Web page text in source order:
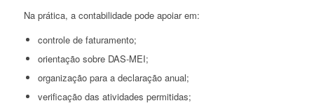
Na prática, a contabilidade pode apoiar em:
controle de faturamento;
orientação sobre DAS-MEI;
organização para a declaração anual;
verificação das atividades permitidas;